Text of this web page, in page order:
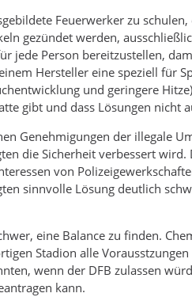
Feuerwerker zu
gezündet werden,
jede Person bereitzustellen,
Hersteller eine speziell für
und geringere
gibt und dass Lösungen nicht
Genehmigungen der illegale
die Sicherheit verbessert
von
sinnvolle Lösung deutlich
eine Balance zu finden.
Stadion alle
wenn der DFB zulassen
kann.